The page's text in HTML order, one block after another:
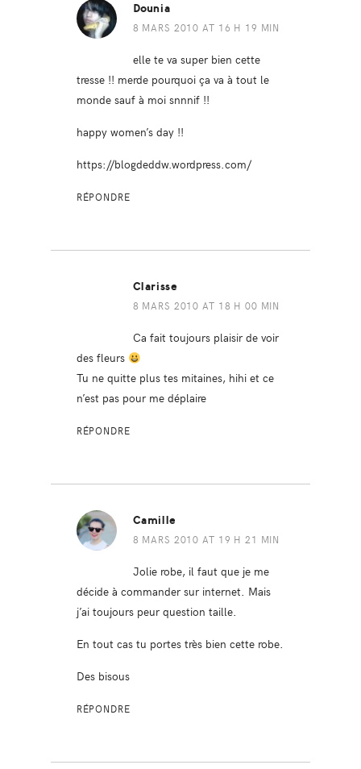
Dounia
8 MARS 2010 AT 16 H 19 MIN
elle te va super bien cette
tresse !! merde pourquoi ça va à tout le
monde sauf à moi snnnif !!
happy women’s day !!
https://blogdeddw.wordpress.com/
RÉPONDRE
Clarisse
8 MARS 2010 AT 18 H 00 MIN
Ca fait toujours plaisir de voir
des fleurs
Tu ne quitte plus tes mitaines, hihi et ce
n’est pas pour me déplaire
RÉPONDRE
Camille
8 MARS 2010 AT 19 H 21 MIN
Jolie robe, il faut que je me
décide à commander sur internet. Mais
j’ai toujours peur question taille.
En tout cas tu portes très bien cette robe.
Des bisous
RÉPONDRE